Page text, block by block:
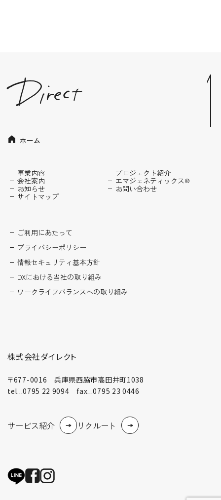
株式会社ダイレクト
〒677-0016 兵庫県西脇市高田井町1038
tel...0795 22 9094 fax...0795 23 0446
サービス紹介 リクルート
ホーム
事業内容
プロジェクト紹介
会社案内
エマジェネティックス®
お知らせ
お問い合わせ
サイトマップ
ご利用にあたって
プライバシーポリシー
情報セキュリティ基本方針
DXにおける当社の取り組み
ワークライフバランスへの取り組み